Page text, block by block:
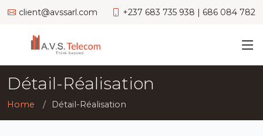
client@avssarl.com +237 683 735 938 | 686 084 782
Détail-Réalisation
Home Détail-Réalisation